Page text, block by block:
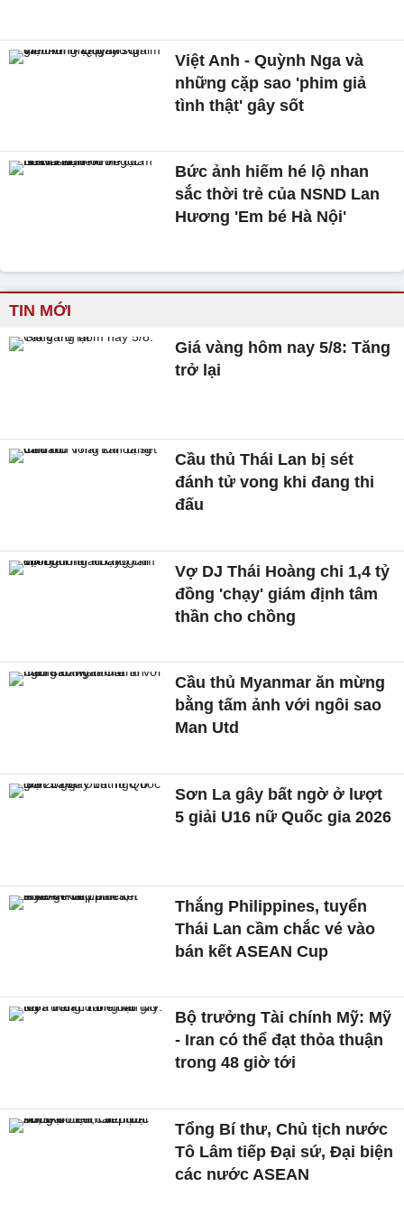
Việt Anh - Quỳnh Nga và
những cặp sao 'phim giả
tình thật' gây sốt
Bức ảnh hiếm hé lộ nhan
sắc thời trẻ của NSND Lan
Hương 'Em bé Hà Nội'
TIN MỚI
Giá vàng hôm nay 5/8: Tăng
trở lại
Cầu thủ Thái Lan bị sét
đánh tử vong khi đang thi
đấu
Vợ DJ Thái Hoàng chi 1,4 tỷ
đồng 'chạy' giám định tâm
thần cho chồng
Cầu thủ Myanmar ăn mừng
bằng tấm ảnh với ngôi sao
Man Utd
Sơn La gây bất ngờ ở lượt
5 giải U16 nữ Quốc gia 2026
Thắng Philippines, tuyển
Thái Lan cầm chắc vé vào
bán kết ASEAN Cup
Bộ trưởng Tài chính Mỹ: Mỹ
- Iran có thể đạt thỏa thuận
trong 48 giờ tới
Tổng Bí thư, Chủ tịch nước
Tô Lâm tiếp Đại sứ, Đại biện
các nước ASEAN